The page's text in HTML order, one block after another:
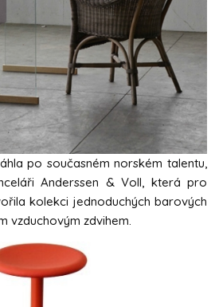
po současném norském talentu,
Anderssen & Voll, která pro
kolekci jednoduchých barových
vzduchovým zdvihem.